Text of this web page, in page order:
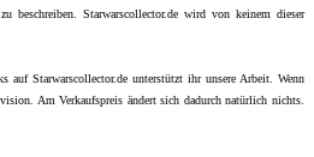
beschreiben. Starwarscollector.de wird von keinem dieser
auf Starwarscollector.de unterstützt ihr unsere Arbeit. Wenn
Am Verkaufspreis ändert sich dadurch natürlich nichts.